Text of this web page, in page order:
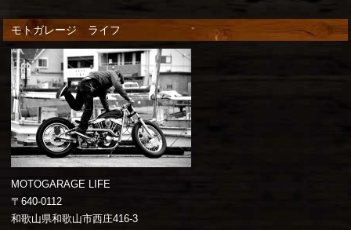
モトガレージ ライフ
MOTOGARAGE LIFE
〒640-0112
和歌山県和歌山市西庄416-3